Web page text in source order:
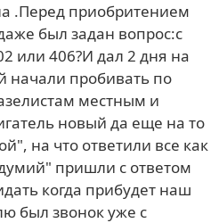
.Перед приобритением
был задан вопрос:с
или 406?И дал 2 дня на
начали пробивать по
местным и
новый да еще на то
на что ответили все как
пришли с ответом
когда прибудет наш
был звонок уже с